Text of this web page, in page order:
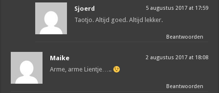
Sjoerd 5 augustus 2017 at 17:59
Taotjo. Altijd goed. Altijd lekker.
Beantwoorden
Maike 2 augustus 2017 at 18:08
Arme, arme Lientje…..
Beantwoorden